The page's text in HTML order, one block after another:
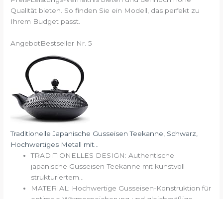
Qualität bieten. So finden Sie ein Modell, das perfekt zu
Ihrem Budget passt.
AngebotBestseller Nr. 5
Traditionelle Japanische Gusseisen Teekanne, Schwarz,
Hochwertiges Metall mit...
TRADITIONELLES DESIGN: Authentische
japanische Gusseisen-Teekanne mit kunstvoll
strukturiertem...
MATERIAL: Hochwertige Gusseisen-Konstruktion für